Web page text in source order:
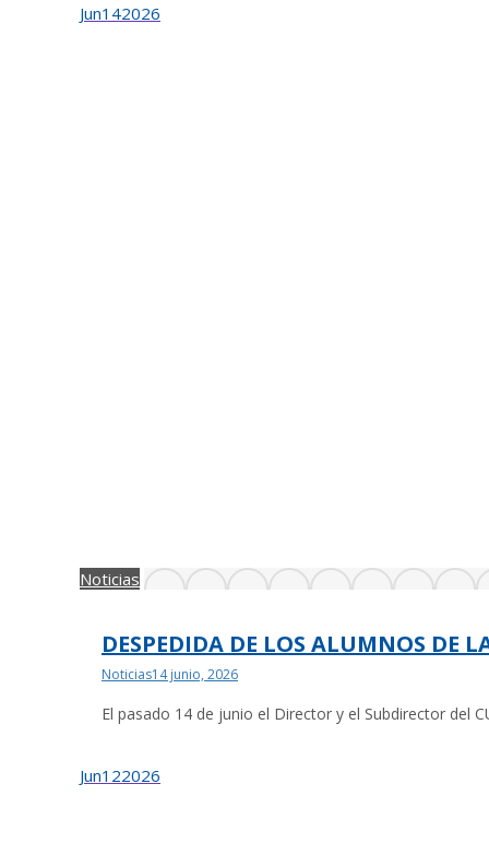
Jun142026
Noticias
DESPEDIDA DE LOS ALUMNOS DE
Noticias14 junio, 2026
El pasado 14 de junio el Director y el Subdirector del
Jun122026